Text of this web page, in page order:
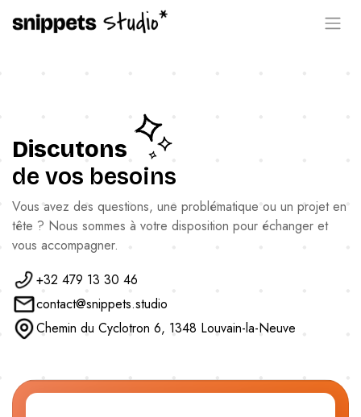
Se rendre au contenu
Discutons
de vos besoins
Vous avez des questions, une problématique ou un projet en
tête ? Nous sommes à votre disposition pour échanger et
vous accompagner.
+32 479 13 30 46
contact@snippets.studio
Chemin du Cyclotron 6, 1348 Louvain-la-Neuve